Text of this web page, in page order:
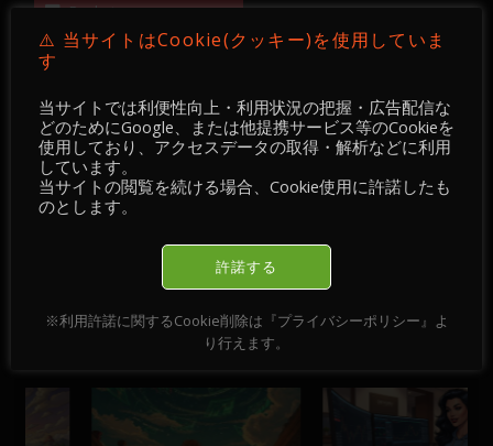
Pocket
←【 FX 】 AUDUSD ／ 15分足 ／ 2021年03月05
日 ～ 08日
おすすめ記事
⚠️ 当サイトはCookie(クッキー)を使用していま
す
当サイトでは利便性向上・利用状況の把握・広告配信な
どのためにGoogle、または他提携サービス等のCookieを
使用しており、アクセスデータの取得・解析などに利用
しています。
当サイトの閲覧を続ける場合、Cookie使用に許諾したも
のとします。
許諾する
※利用許諾に関するCookie削除は『プライバシーポリシー』よ
り行えます。